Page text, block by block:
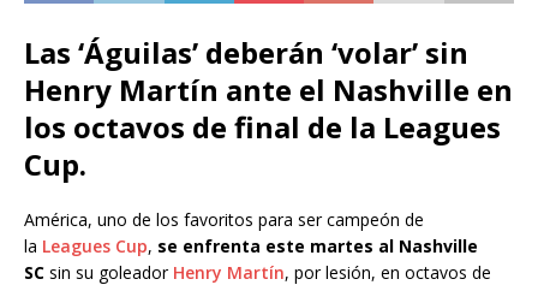
Las ‘Águilas’ deberán ‘volar’ sin
Henry Martín ante el Nashville en
los octavos de final de la Leagues
Cup.
América, uno de los favoritos para ser campeón de
la Leagues Cup, se enfrenta este martes al Nashville
SC sin su goleador Henry Martín, por lesión, en octavos de